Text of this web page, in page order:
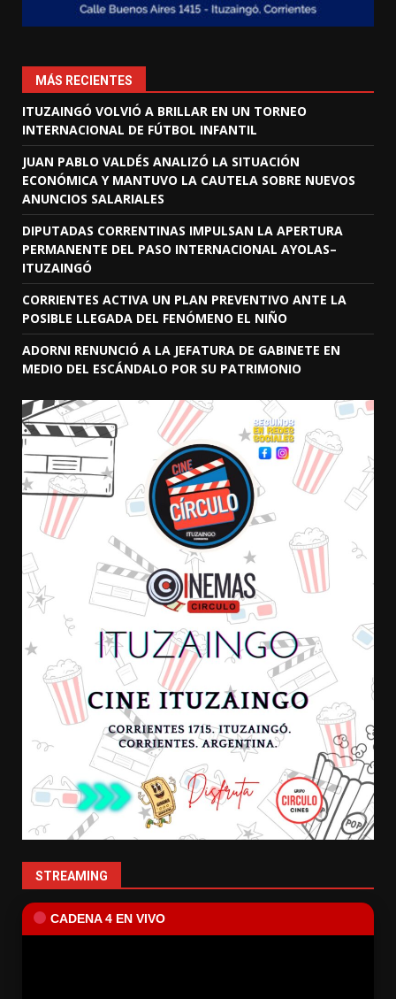
MÁS RECIENTES
ITUZAINGÓ VOLVIÓ A BRILLAR EN UN TORNEO
INTERNACIONAL DE FÚTBOL INFANTIL
JUAN PABLO VALDÉS ANALIZÓ LA SITUACIÓN
ECONÓMICA Y MANTUVO LA CAUTELA SOBRE NUEVOS
ANUNCIOS SALARIALES
DIPUTADAS CORRENTINAS IMPULSAN LA APERTURA
PERMANENTE DEL PASO INTERNACIONAL AYOLAS–
ITUZAINGÓ
CORRIENTES ACTIVA UN PLAN PREVENTIVO ANTE LA
POSIBLE LLEGADA DEL FENÓMENO EL NIÑO
ADORNI RENUNCIÓ A LA JEFATURA DE GABINETE EN
MEDIO DEL ESCÁNDALO POR SU PATRIMONIO
STREAMING
CADENA 4 EN VIVO